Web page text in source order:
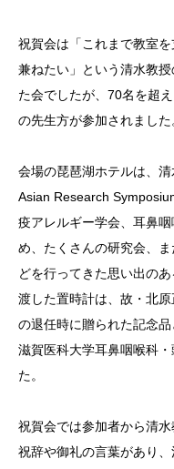
祝賀会は「これまで教室
兼ねたい」という清水教
た会でしたが、70名を超
の先生方が参加されました
会場の琵琶湖ホテルは、清
Asian Research
疫アレルギー学会、耳鼻
め、たくさんの研究会、
どを行ってきた思い出の
渡した置時計は、故・北
の退任時に贈られた記念
滋賀医科大学耳鼻咽喉科
た。
祝賀会では参加者から清
祝辞や御礼の言葉があり